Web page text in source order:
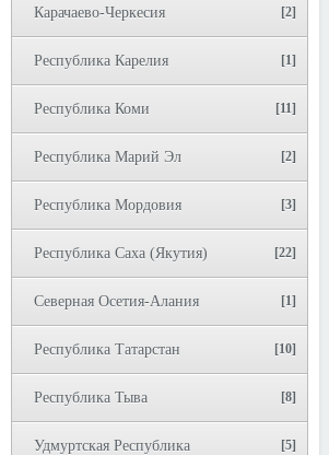
Карачаево-Черкесия [2]
Республика Карелия [1]
Республика Коми [11]
Республика Марий Эл [2]
Республика Мордовия [3]
Республика Саха (Якутия) [22]
Северная Осетия-Алания [1]
Республика Татарстан [10]
Республика Тыва [8]
Удмуртская Республика [5]